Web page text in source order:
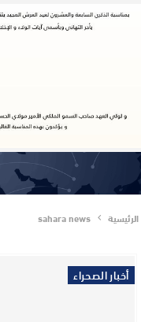
الرئيسية sahara news
أخبار الصحراء